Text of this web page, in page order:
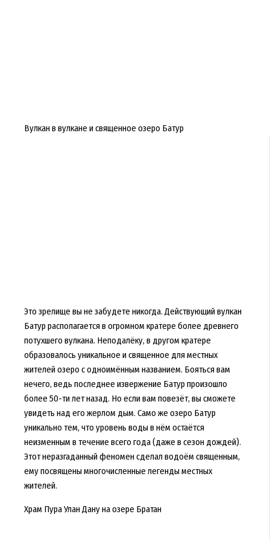
Вулкан в вулкане и священное озеро Батур
Это зрелище вы не забудете никогда. Действующий вулкан
Батур располагается в огромном кратере более древнего
потухшего вулкана. Неподалёку, в другом кратере
образовалось уникальное и священное для местных
жителей озеро с одноимённым названием. Бояться вам
нечего, ведь последнее извержение Батур произошло
более 50-ти лет назад. Но если вам повезёт, вы сможете
увидеть над его жерлом дым. Само же озеро Батур
уникально тем, что уровень воды в нём остаётся
неизменным в течение всего года (даже в сезон дождей).
Этот неразгаданный феномен сделал водоём священным,
ему посвящены многочисленные легенды местных
жителей.
Храм Пура Улан Дану на озере Братан